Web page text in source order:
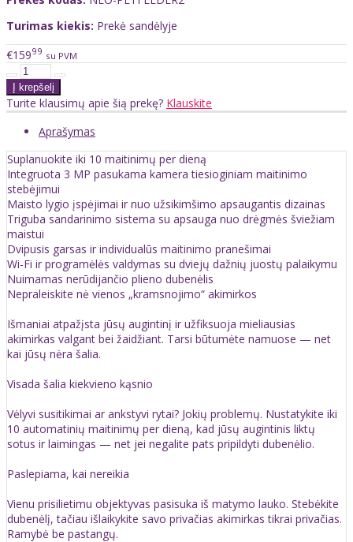
Turimas kiekis: Prekė sandėlyje
€15999 su PVM
Turite klausimų apie šią prekę? Klauskite
Aprašymas
Suplanuokite iki 10 maitinimų per dieną
Integruota 3 MP pasukama kamera tiesioginiam maitinimo
stebėjimui
Maisto lygio įspėjimai ir nuo užsikimšimo apsaugantis dizainas
Triguba sandarinimo sistema su apsauga nuo drėgmės šviežiam
maistui
Dvipusis garsas ir individualūs maitinimo pranešimai
Wi-Fi ir programėlės valdymas su dviejų dažnių juostų palaikymu
Nuimamas nerūdijančio plieno dubenėlis
Nepraleiskite nė vienos „kramsnojimo“ akimirkos
Išmaniai atpažįsta jūsų augintinį ir užfiksuoja mieliausias
akimirkas valgant bei žaidžiant. Tarsi būtumėte namuose — net
kai jūsų nėra šalia.
Visada šalia kiekvieno kąsnio
Vėlyvi susitikimai ar ankstyvi rytai? Jokių problemų. Nustatykite iki
10 automatinių maitinimų per dieną, kad jūsų augintinis liktų
sotus ir laimingas — net jei negalite pats pripildyti dubenėlio.
Paslepiama, kai nereikia
Vienu prisilietimu objektyvas pasisuka iš matymo lauko. Stebėkite
dubenėlį, tačiau išlaikykite savo privačias akimirkas tikrai privačias.
Ramybė be pastangų.